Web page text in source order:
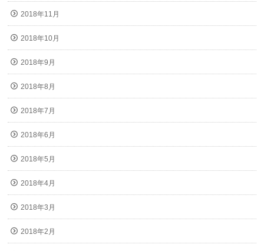
2018年11月
2018年10月
2018年9月
2018年8月
2018年7月
2018年6月
2018年5月
2018年4月
2018年3月
2018年2月